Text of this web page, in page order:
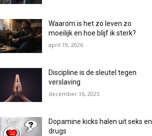
Waarom is het zo leven zo
moeilijk en hoe blijf ik sterk?
april 19, 2026
Discipline is de sleutel tegen
verslaving
december 16, 2025
Dopamine kicks halen uit seks en
drugs